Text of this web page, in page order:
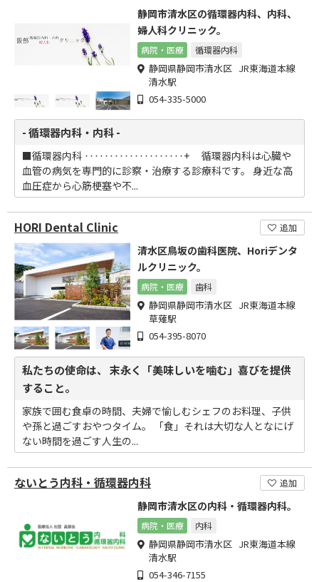
静岡市清水区の循環器内科、内科、
婦人科クリニック。
病院・医療 循環器内科
静岡県静岡市清水区 JR東海道本線
清水駅
054-335-5000
- 循環器内科・内科 -
■循環器内科 ‥‥‥‥‥‥‥‥‥‥+ 循環器内科は心臓や
血管の病気を専門的に診察・治療する診療科です。 身近な高
血圧症から心筋梗塞や不...
HORI Dental Clinic 追加
清水区鳥坂の歯科医院、Horiデンタ
ルクリニック。
病院・医療 歯科
静岡県静岡市清水区 JR東海道本線
草薙駅
054-395-8070
私たちの使命は、 末永く「美味しいを噛む」喜びを提供
すること。
家族で囲む食卓の時間、夫婦で愉しむシェフのお料理、子供
や孫と過ごすおやつタイム。 「食」それは大切な人となにげ
ない時間を過ごす人生の...
ないとう内科・循環器内科 追加
静岡市清水区の内科・循環器内科。
病院・医療 内科
静岡県静岡市清水区 JR東海道本線
清水駅
054-346-7155